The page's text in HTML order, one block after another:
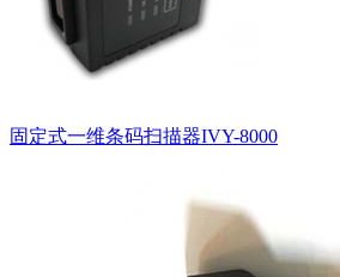
固定式一维条码扫描器IVY-8000